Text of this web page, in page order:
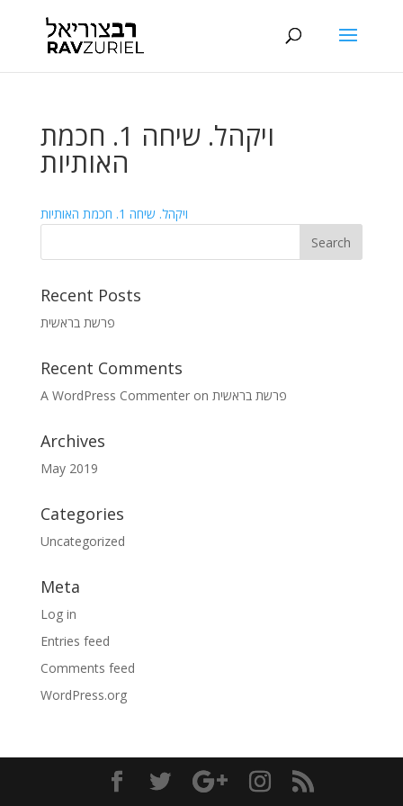
ויקהל. שיחה 1. חכמת
האותיות
ויקהל. שיחה 1. חכמת האותיות
Recent Posts
פרשת בראשית
Recent Comments
A WordPress Commenteron פרשת בראשית
Archives
May 2019
Categories
Uncategorized
Meta
Log in
Entries feed
Comments feed
WordPress.org